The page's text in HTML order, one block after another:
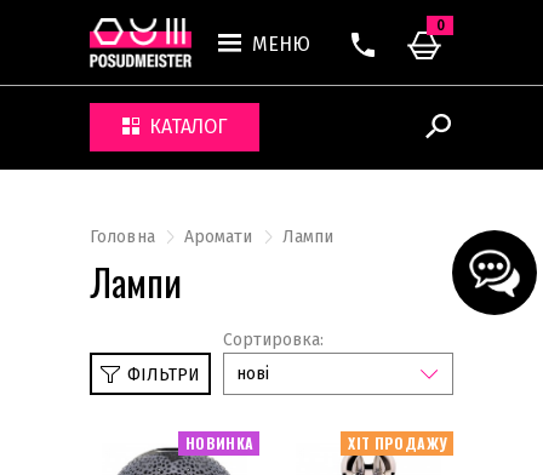
МЕНЮ
КАТАЛОГ
0
Головна Аромати Лампи
Лампи
Сортировка:
нові
ФІЛЬТРИ
Lolita Lempicka
НОВИНКА ХІТ ПРОДАЖУ